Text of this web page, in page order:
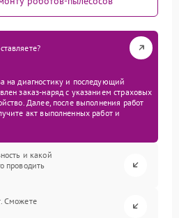
на диагностику и последующий
заказ-наряд с указанием страховых
Далее, после выполнения работ
акт выполненных работ и
и какой
проводить
Сможете